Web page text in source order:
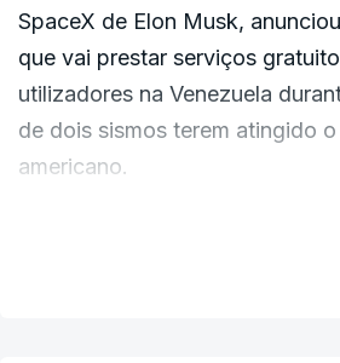
SpaceX de Elon Musk,
que vai prestar serviços
utilizadores na Venezuela
de dois sismos terem atingido
americano.